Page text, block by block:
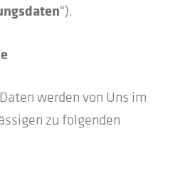
").
werden von Uns im
zu folgenden